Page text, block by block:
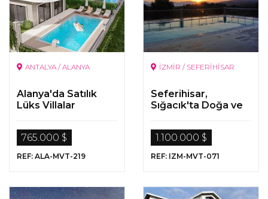
ANTALYA / ALANYA
Alanya'da Satılık
Lüks Villalar
765.000 $
REF: ALA-MVT-219
İZMİR / SEFERİHİSAR
Seferihisar,
Sığacık'ta Doğa ve
Müstakil Villa
1.100.000 $
REF: IZM-MVT-071